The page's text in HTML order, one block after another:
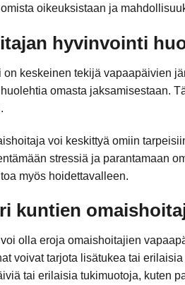
oikeuksistaan ja
hyvinvointi
keskeinen tekijä vapaapäivien
omasta jaksamisestaan.
voi keskittyä omiin
stressiä ja parantamaan
myös hoidettavalleen.
kuntien
olla eroja omaishoitajien
voivat tarjota lisätukea tai
tai erilaisia tukimuotoja, kuten